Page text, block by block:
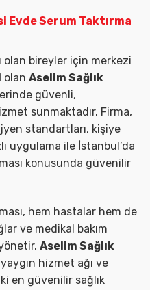
Evde Serum Taktırma
olan bireyler için merkezi
olan Aselim Sağlık
güvenli,
sunmaktadır. Firma,
standartları, kişiye
uygulama ile İstanbul’da
konusunda güvenilir
hem hastalar hem de
ve medikal bakım
Aselim Sağlık
hizmet ağı ve
en güvenilir sağlık